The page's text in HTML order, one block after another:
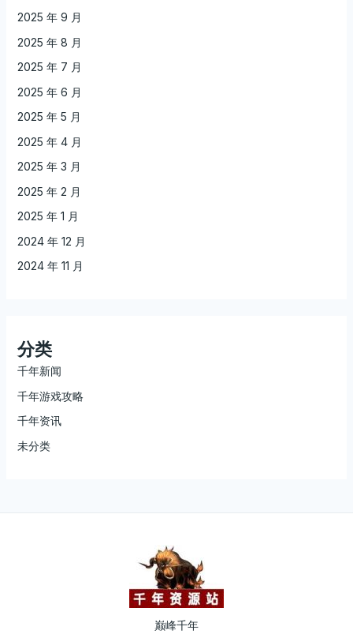
2025 年 9 月
2025 年 8 月
2025 年 7 月
2025 年 6 月
2025 年 5 月
2025 年 4 月
2025 年 3 月
2025 年 2 月
2025 年 1 月
2024 年 12 月
2024 年 11 月
分类
千年新闻
千年游戏攻略
千年资讯
未分类
巅峰千年